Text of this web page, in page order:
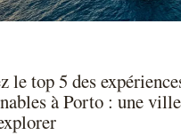
le top 5 des
à Porto : une